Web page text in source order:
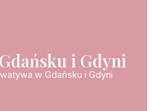
i Gdyni
w Gdańsku i Gdyni